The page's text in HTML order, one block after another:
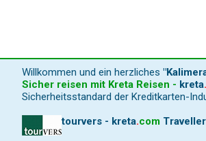
Willkommen und ein herzliches
Sicher reisen mit Kreta Reisen - kreta.
Sicherheitsstandard der Kreditkarten-
tourvers - kreta.com